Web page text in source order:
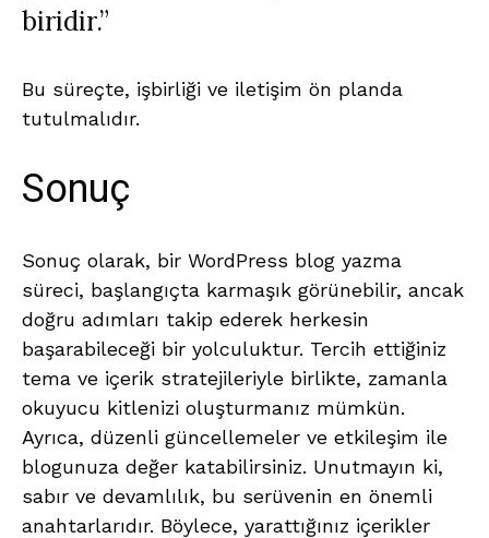
biridir.”
Bu süreçte, işbirliği ve iletişim ön planda
tutulmalıdır.
Sonuç
Sonuç olarak, bir WordPress blog yazma
süreci, başlangıçta karmaşık görünebilir, ancak
doğru adımları takip ederek herkesin
başarabileceği bir yolculuktur. Tercih ettiğiniz
tema ve içerik stratejileriyle birlikte, zamanla
okuyucu kitlenizi oluşturmanız mümkün.
Ayrıca, düzenli güncellemeler ve etkileşim ile
blogunuza değer katabilirsiniz. Unutmayın ki,
sabır ve devamlılık, bu serüvenin en önemli
anahtarlarıdır. Böylece, yarattığınız içerikler